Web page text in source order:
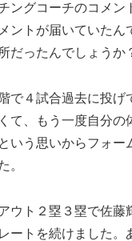
ングコーチのコメン
ントが届いていたん
だったんでしょうか
で４試合過去に投げ
て、もう一度自分の
いう思いからフォー
。
ウト２塁３塁で佐藤
ートを続けました。